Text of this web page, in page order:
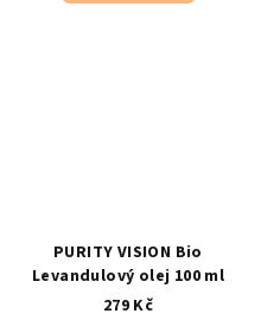
PURITY VISION Bio
Levandulový olej 100 ml
279 Kč